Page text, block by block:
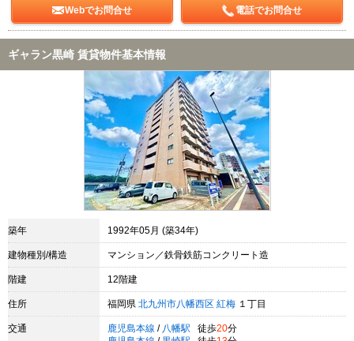
Webでお問合せ 電話でお問合せ
ギャラン黒崎 賃貸物件基本情報
築年 1992年05月 (築34年)
建物種別/構造 マンション／鉄骨鉄筋コンクリート造
階建 12階建
住所 福岡県 北九州市八幡西区 紅梅 １丁目
交通 鹿児島本線 / 八幡駅 徒歩20分